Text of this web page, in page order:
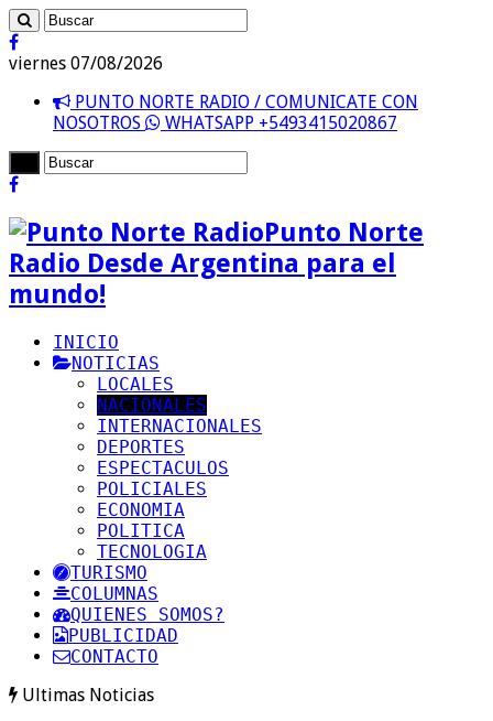
viernes 07/08/2026
PUNTO NORTE RADIO / COMUNICATE CON
NOSOTROS
WHATSAPP +5493415020867
Punto Norte
Radio Desde Argentina para el
mundo!
INICIO
NOTICIAS
LOCALES
NACIONALES
INTERNACIONALES
DEPORTES
ESPECTACULOS
POLICIALES
ECONOMIA
POLITICA
TECNOLOGIA
TURISMO
COLUMNAS
QUIENES SOMOS?
PUBLICIDAD
CONTACTO
Ultimas Noticias